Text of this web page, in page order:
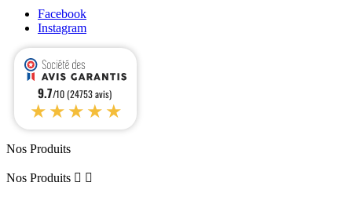
Facebook
Instagram
9.7/10 (24753 avis)
★★★★★
Nos Produits
Nos Produits  